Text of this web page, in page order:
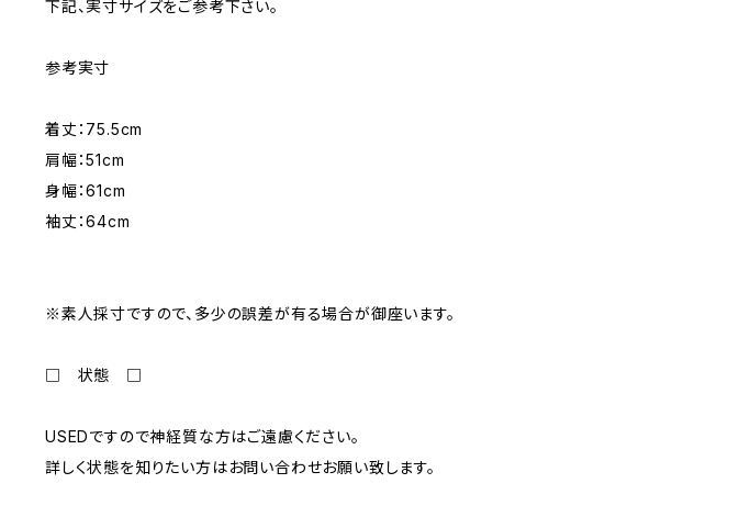
下記、実寸サイズをご参考下さい。
参考実寸
着丈：75.5cm
肩幅：51cm
身幅：61cm
袖丈：64cm
※素人採寸ですので、多少の誤差が有る場合が御座います。
□ 状態 □
USEDですので神経質な方はご遠慮ください。
詳しく状態を知りたい方はお問い合わせお願い致します。